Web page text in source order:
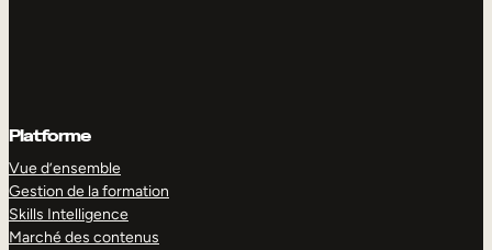
Platforme
Vue d’ensemble
Gestion de la formation
Skills Intelligence
Marché des contenus